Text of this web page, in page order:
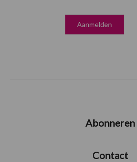
Abonneren
Contact